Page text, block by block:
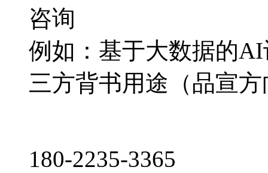
咨询
例如：基于大数据的
三方背书用途（品宣
180-2235-3365